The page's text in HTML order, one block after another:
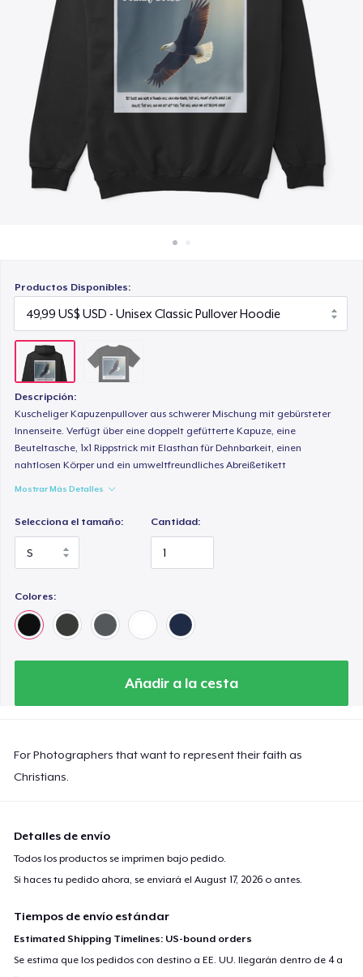
Venda en todas partes
Venda lo que sea
Productos Disponibles:
Descripción:
Kuscheliger Kapuzenpullover aus schwerer Mischung mit gebürsteter
Innenseite. Verfügt über eine doppelt gefütterte Kapuze, eine
Beuteltasche, 1x1 Rippstrick mit Elasthan für Dehnbarkeit, einen
nahtlosen Körper und ein umweltfreundliches Abreißetikett
Mostrar Más Detalles
Selecciona el tamaño: Cantidad:
Colores:
Añadir a la cesta
For Photographers that want to represent their faith as
Christians.
Detalles de envío
Todos los productos se imprimen bajo pedido.
Si haces tu pedido ahora, se enviará elAugust 17, 2026 o antes.
Tiempos de envío estándar
Estimated Shipping Timelines: US-bound orders
Se estima que los pedidos con destino a EE. UU. llegarán dentro de 4 a